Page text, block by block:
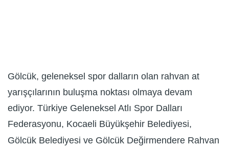
Gölcük, geleneksel spor dalların olan rahvan at
yarışçılarının buluşma noktası olmaya devam
ediyor. Türkiye Geleneksel Atlı Spor Dalları
Federasyonu, Kocaeli Büyükşehir Belediyesi,
Gölcük Belediyesi ve Gölcük Değirmendere Rahvan